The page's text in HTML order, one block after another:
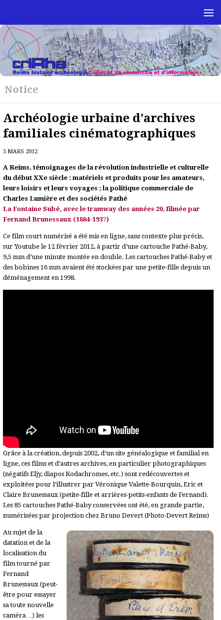
Notice
Archéologie urbaine d’archives
familiales cinématographiques
5 MARS 2012
A Reims, témoignages de la révolution industrielle et culturelle
du début XXe siècle : matériels et produits pour les amateurs,
leurs loisirs et leurs voyages ; la politique commerciale de
Charles Lumière et des sociétés Pathé
La Fontaine Subé, avec le tramway des années 20, filmée par
Fernand Brunessaux (1884-1937)
Ce film court numérisé a été mis en ligne, sans contexte plus précis,
sur Youtube le 12 février 2012, à partir d’une cartouche Pathé-Baby,
9,5 mm d’une minute montée en double. Les cartouches Pathé-Baby et
des bobines 16 mm avaient été stockées par une petite-fille depuis un
déménagement en 1998.
Grâce à la création, depuis 2002, d’un site généalogique et familial en
ligne, ces films et d’autres archives, en particulier photographiques
(négatifs Eljy, diapos Kodachromes, etc.) sont redécouvertes et
exploitées pour l’illustrer par Véronique Valette-Bourquin, Eric et
Claire Brunessaux (petite-fille et arrières-petits-enfants de Fernand).
Les 85 cartouches Pathé-Baby conservées ont été, en grande partie,
numérisées par projection chez Bruno Devert (Photo-Devert Reims)
Au sujet de la
datation et de la
localisation du
film tourné par
Fernand
Brunessaux (peut-
être pour essayer
sa toute nouvelle
caméra…) les